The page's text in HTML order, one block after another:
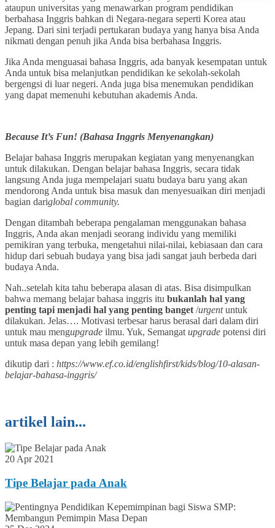
ataupun universitas yang menawarkan program pendidikan
berbahasa Inggris bahkan di Negara-negara seperti Korea atau
Jepang. Dari sini terjadi pertukaran budaya yang hanya bisa Anda
nikmati dengan penuh jika Anda bisa berbahasa Inggris.
Jika Anda menguasai bahasa Inggris, ada banyak kesempatan untuk
Anda untuk bisa melanjutkan pendidikan ke sekolah-sekolah
bergengsi di luar negeri. Anda juga bisa menemukan pendidikan
yang dapat memenuhi kebutuhan akademis Anda.
Because It’s Fun! (Bahasa Inggris Menyenangkan)
Belajar bahasa Inggris merupakan kegiatan yang menyenangkan
untuk dilakukan. Dengan belajar bahasa Inggris, secara tidak
langsung Anda juga mempelajari suatu budaya baru yang akan
mendorong Anda untuk bisa masuk dan menyesuaikan diri menjadi
bagian dariglobal community.
Dengan ditambah beberapa pengalaman menggunakan bahasa
Inggris, Anda akan menjadi seorang individu yang memiliki
pemikiran yang terbuka, mengetahui nilai-nilai, kebiasaan dan cara
hidup dari sebuah budaya yang bisa jadi sangat jauh berbeda dari
budaya Anda.
Nah..setelah kita tahu beberapa alasan di atas. Bisa disimpulkan
bahwa memang belajar bahasa inggris itu bukanlah hal yang
penting tapi menjadi hal yang penting banget/urgentuntuk
dilakukan. Jelas…. Motivasi terbesar harus berasal dari dalam diri
untuk mau mengupgrade ilmu. Yuk, Semangatupgrade potensi diri
untuk masa depan yang lebih gemilang!
dikutip dari : https://www.ef.co.id/englishfirst/kids/blog/10-alasan-
belajar-bahasa-inggris/
artikel lain...
20 Apr 2021
Tipe Belajar pada Anak